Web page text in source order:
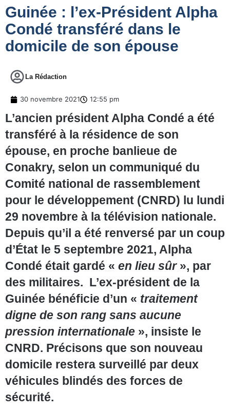
Guinée : l’ex-Président Alpha
Condé transféré dans le
domicile de son épouse
La Rédaction
30 novembre 2021 12:55 pm
L’ancien président Alpha Condé a été
transféré à la résidence de son
épouse, en proche banlieue de
Conakry, selon un communiqué du
Comité national de rassemblement
pour le développement (CNRD) lu lundi
29 novembre à la télévision nationale.
Depuis qu’il a été renversé par un coup
d’État le 5 septembre 2021, Alpha
Condé était gardé « en lieu sûr», par
des militaires. L’ex-président de la
Guinée bénéficie d’un « traitement
digne de son rang sans aucune
pression internationale », insiste le
CNRD. Précisons que son nouveau
domicile restera surveillé par deux
véhicules blindés des forces de
sécurité.